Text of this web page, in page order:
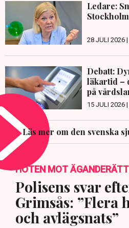
Ledare:
28 JULI 2026 |
Debatt:
läkartid –
på
15 JULI 2026 |
Läs mer om den svenska
HOTEN MOT
Polisens svar
Grimsås: ”Flera
och avlägsnats”